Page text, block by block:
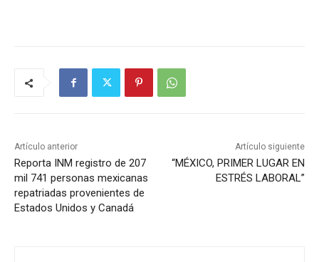
Artículo anterior
Reporta INM registro de 207
mil 741 personas mexicanas
repatriadas provenientes de
Estados Unidos y Canadá
Artículo siguiente
“MÉXICO, PRIMER LUGAR EN
ESTRÉS LABORAL”